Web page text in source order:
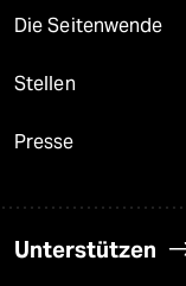
Die Seitenwende
Stellen
Presse
Unterstützen